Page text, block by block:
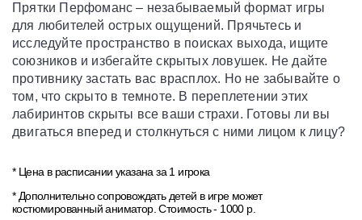
Прятки Перфоманс – незабываемый формат игры
для любителей острых ощущений. Прячьтесь и
исследуйте пространство в поисках выхода, ищите
союзников и избегайте скрытых ловушек. Не дайте
противнику застать вас врасплох. Но не забывайте о
том, что скрыто в темноте. В переплетении этих
лабиринтов скрыты все ваши страхи. Готовы ли вы
двигаться вперед и столкнуться с ними лицом к лицу?
* Цена в расписании указана за 1 игрока
* Дополнительно сопровождать детей в игре может
костюмированный аниматор. Стоимость - 1000 р.